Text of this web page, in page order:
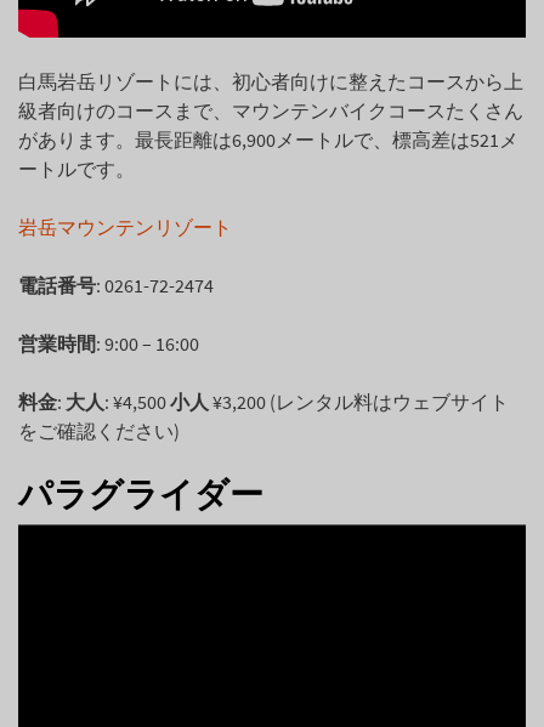
白馬岩岳リゾートには、初心者向けに整えたコースから上
級者向けのコースまで、マウンテンバイクコースたくさん
があります。最長距離は6,900メートルで、標高差は521メ
ートルです。
岩岳マウンテンリゾート
電話番号: 0261-72-2474
営業時間: 9:00 – 16:00
料金: 大人: ¥4,500小人 ¥3,200 (レンタル料はウェブサイト
をご確認ください)
パラグライダー